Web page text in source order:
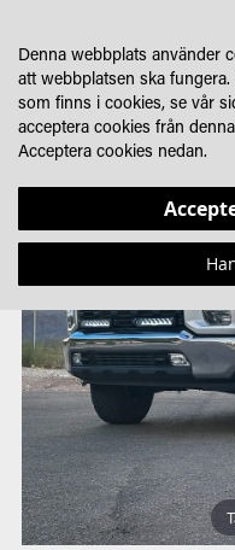
INNEHÅLLET
slutet
bildgalleriet
början
bildgalleriet
Denna webbplats använder
att webbplatsen ska
som finns i cookies, se vår
acceptera cookies från
Acceptera cookies nedan.